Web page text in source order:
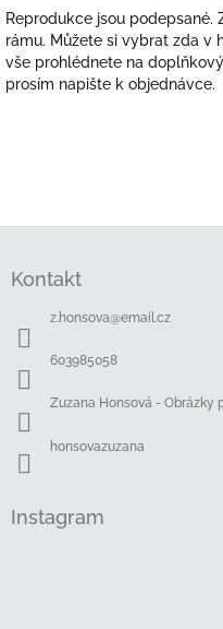
Reprodukce jsou
rámu. Můžete si vybrat zda v
vše prohlédnete na
prosím napište k objednávce.
Kontakt
z.honsova@email.cz
603985058
Zuzana Honsová - Obrázky
honsovazuzana
Instagram